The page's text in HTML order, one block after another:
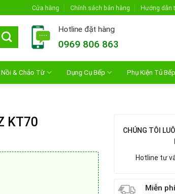
Cửa hàng Chính sách bán hàng Hướng dẫn
Hotline đặt hàng
0969 806 863
Nồi & Chảo Từ Dụng Cụ Bếp Phụ Kiện Tủ Bếp
KT70
CHÚNG TÔI
Hotline tư
Miễn